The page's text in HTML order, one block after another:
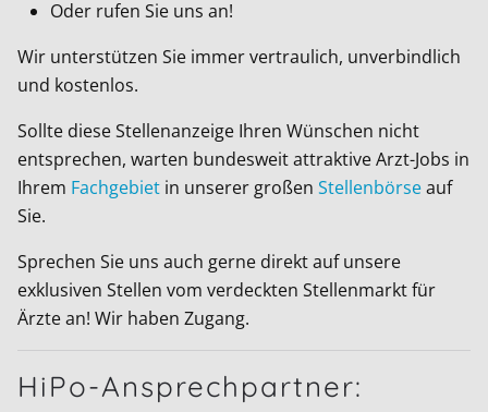
Oder rufen Sie uns an!
Wir unterstützen Sie immer vertraulich, unverbindlich
und kostenlos.
Sollte diese Stellenanzeige Ihren Wünschen nicht
entsprechen, warten bundesweit attraktive Arzt-Jobs in
Ihrem Fachgebiet in unserer großen Stellenbörseauf
Sie.
Sprechen Sie uns auch gerne direkt auf unsere
exklusiven Stellen vom verdeckten Stellenmarkt für
Ärzte an! Wir haben Zugang.
HiPo-Ansprechpartner: